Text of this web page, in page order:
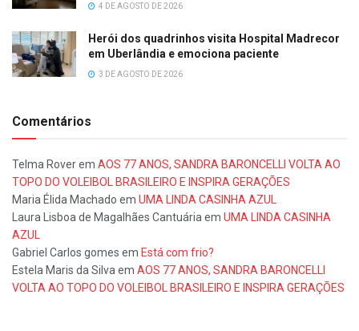
4 DE AGOSTO DE 2026
Herói dos quadrinhos visita Hospital Madrecor
em Uberlândia e emociona paciente
3 DE AGOSTO DE 2026
Comentários
Telma Roverem AOS 77 ANOS, SANDRA BARONCELLI VOLTA AO
TOPO DO VOLEIBOL BRASILEIRO E INSPIRA GERAÇÕES
Maria Élida Machado em UMA LINDA CASINHA AZUL
Laura Lisboa de Magalhães Cantuária em UMA LINDA CASINHA
AZUL
Gabriel Carlos gomes em Está com frio?
Estela Maris da Silva em AOS 77 ANOS, SANDRA BARONCELLI
VOLTA AO TOPO DO VOLEIBOL BRASILEIRO E INSPIRA GERAÇÕES